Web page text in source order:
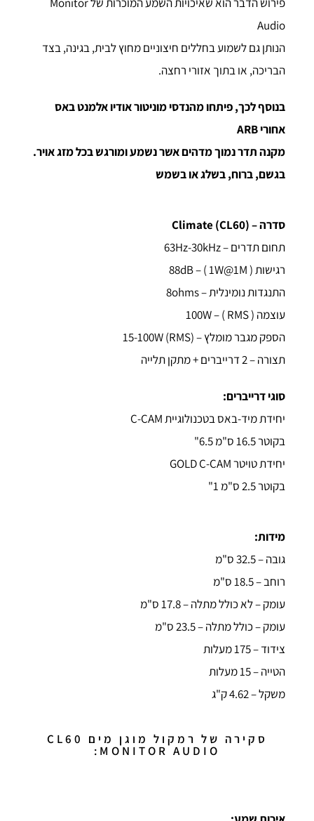
Audio
הנותן גם לשמוע בחללים חיצוניים מחוץ לבית, בגינה, בצד
הבריכה, או בתוך אזורי רחצה.
בנוסף לכך, פיתחו מהנדסי מוניטור אודיו אלמנט באס
אחורי ARB
מקנה תדר נמוך מדהים אשר נשמע ומורגש בכל מזג אויר.
בגשם, ברוח, בשלג או בשמש
סדרה – Climate (CL60)
תחום תדרים – 63Hz-30kHz
רגישות ( 88dB – ( 1W@1M
התנגדות נומינלית – 8ohms
עוצמה ( 100W – ( RMS
הספק מגבר מומלץ – (15-100W (RMS
תצורה – 2 דרייברים + מתקן תלייה
סוגי דרייברים:
יחידת מיד-באס בטכנולוגיית C-CAM
בקוטר 16.5 ס"מ 6.5"
יחידת טויטר GOLD C-CAM
בקוטר 2.5 ס"מ 1"
מידות:
גובה – 32.5 ס"מ
רוחב – 18.5 ס"מ
עומק – לא כולל מתלה – 17.8 ס"מ
עומק – כולל מתלה – 23.5 ס"מ
צידוד – 175 מעלות
הטייה – 15 מעלות
משקל – 4.62 ק"ג
סקירה של רמקול מוגן מים CL60
MONITOR AUDIO: